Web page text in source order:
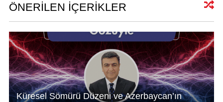
A
p
p
dI
n
b
o
o
k
ÖNERİLEN İÇERİKLER
Küresel Sömürü Düzeni ve Azerbaycan’ın